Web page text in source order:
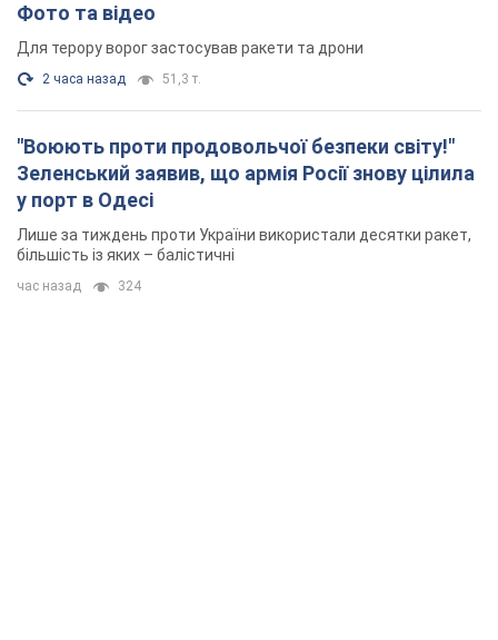
Фото та відео
Для терору ворог застосував ракети та дрони
2 часа назад 51,3 т.
"Воюють проти продовольчої безпеки світу!"
Зеленський заявив, що армія Росії знову цілила
у порт в Одесі
Лише за тиждень проти України використали десятки ракет,
більшість із яких – балістичні
час назад 324